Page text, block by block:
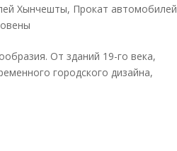
Хынчешты, Прокат автомобилей
От зданий 19-го века,
городского дизайна,